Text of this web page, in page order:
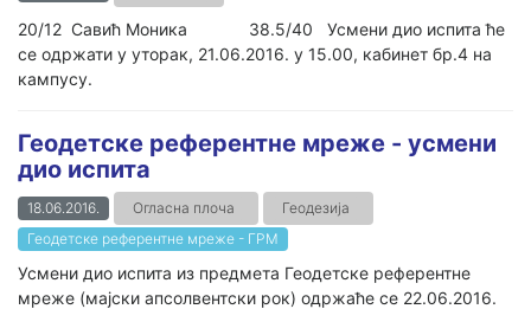
20/12 Савић Моника 38.5/40 Усмени дио испита ће
се одржати у уторак, 21.06.2016. у 15.00, кабинет бр.4 на
кампусу.
Геодетске референтне мреже - усмени
дио испита
18.06.2016. Огласна плоча
Геодезија
Геодетске референтне мреже - ГРМ
Усмени дио испита из предмета Геодетске референтне
мреже (мајски апсолвентски рок) одржаће се 22.06.2016.